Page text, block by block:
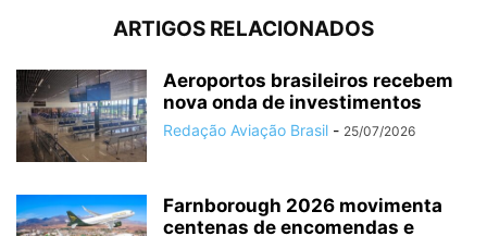
ARTIGOS RELACIONADOS
Aeroportos brasileiros recebem
nova onda de investimentos
Redação Aviação Brasil - 25/07/2026
Farnborough 2026 movimenta
centenas de encomendas e